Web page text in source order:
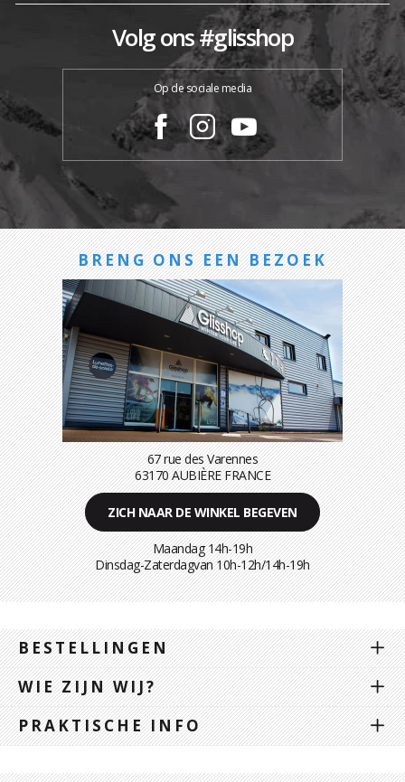
Volg ons #glisshop
Op de sociale media
BRENG ONS EEN BEZOEK
67 rue des Varennes
63170 AUBIÈRE FRANCE
ZICH NAAR DE WINKEL BEGEVEN
Maandag 14h-19h
Dinsdag-Zaterdagvan 10h-12h/14h-19h
BESTELLINGEN
WIE ZIJN WIJ?
PRAKTISCHE INFO